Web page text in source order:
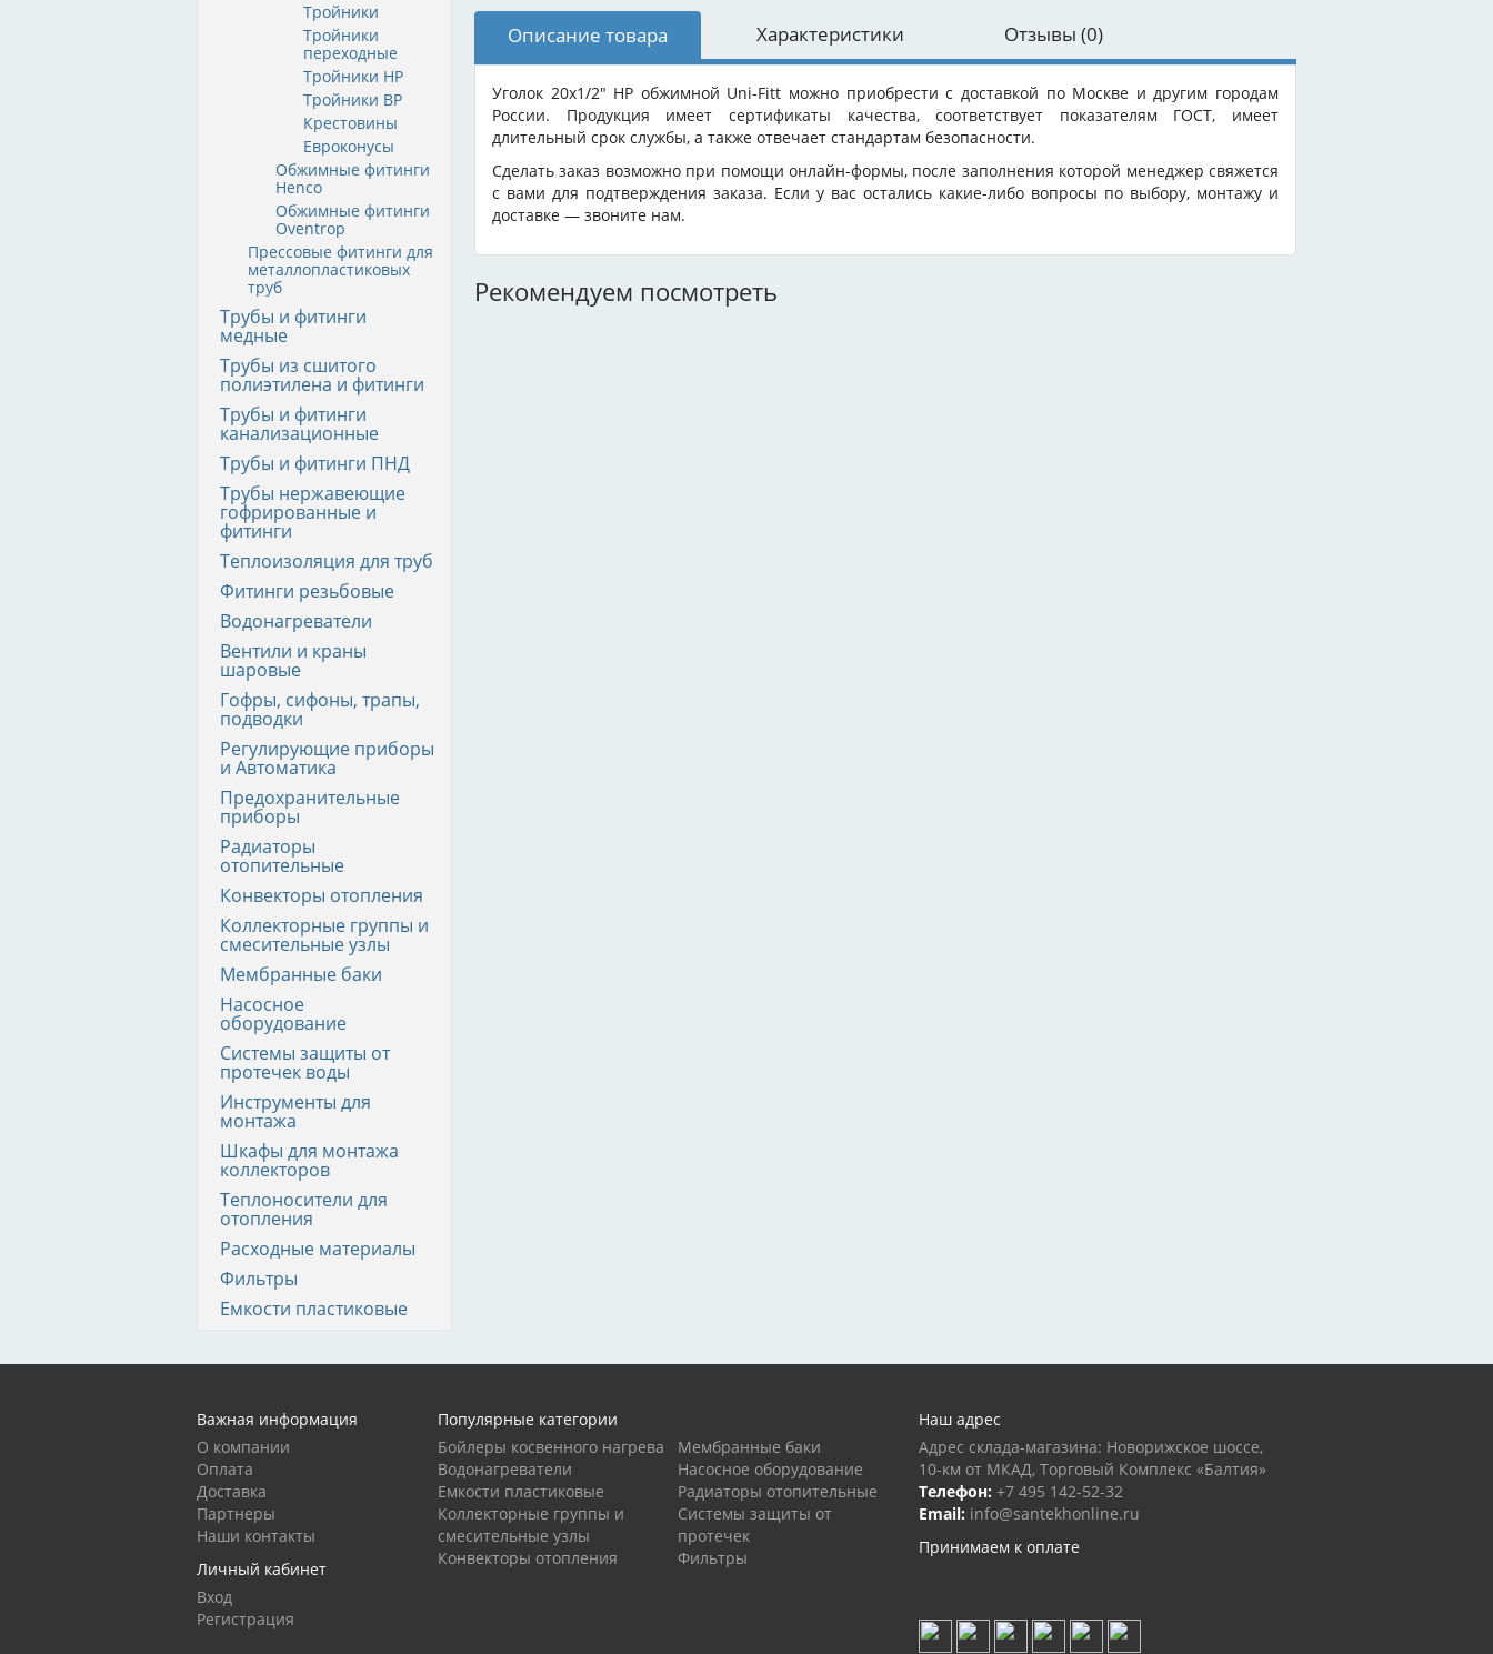
Тройники
Тройники
переходные
Тройники НР
Тройники ВР
Крестовины
Евроконусы
Обжимные фитинги
Henco
Обжимные фитинги
Oventrop
Прессовые фитинги для
металлопластиковых
труб
Трубы и фитинги
медные
Трубы из сшитого
полиэтилена и фитинги
Трубы и фитинги
канализационные
Трубы и фитинги ПНД
Трубы нержавеющие
гофрированные и
фитинги
Теплоизоляция для труб
Фитинги резьбовые
Водонагреватели
Вентили и краны
шаровые
Гофры, сифоны, трапы,
подводки
Регулирующие приборы
и Автоматика
Предохранительные
приборы
Радиаторы
отопительные
Конвекторы отопления
Коллекторные группы и
смесительные узлы
Мембранные баки
Насосное
оборудование
Системы защиты от
протечек воды
Инструменты для
монтажа
Шкафы для монтажа
коллекторов
Теплоносители для
отопления
Расходные материалы
Фильтры
Емкости пластиковые
Описание товара Характеристики Отзывы (0)
Уголок 20x1/2" НР обжимной Uni-Fitt можно приобрести с доставкой по Москве и другим городам
России. Продукция имеет сертификаты качества, соответствует показателям ГОСТ, имеет
длительный срок службы, а также отвечает стандартам безопасности.
Сделать заказ возможно при помощи онлайн-формы, после заполнения которой менеджер свяжется
с вами для подтверждения заказа. Если у вас остались какие-либо вопросы по выбору, монтажу и
доставке — звоните нам.
Рекомендуем посмотреть
Важная информация
О компании
Оплата
Доставка
Партнеры
Наши контакты
Личный кабинет
Вход
Регистрация
Популярные категории
Бойлеры косвенного нагрева
Водонагреватели
Емкости пластиковые
Коллекторные группы и
смесительные узлы
Конвекторы отопления
Мембранные баки
Насосное оборудование
Радиаторы отопительные
Системы защиты от
протечек
Фильтры
Наш адрес
Адрес склада-магазина: Новорижское шоссе,
10-км от МКАД, Торговый Комплекс «Балтия»
Телефон: +7 495 142-52-32
Email: info@santekhonline.ru
Принимаем к оплате